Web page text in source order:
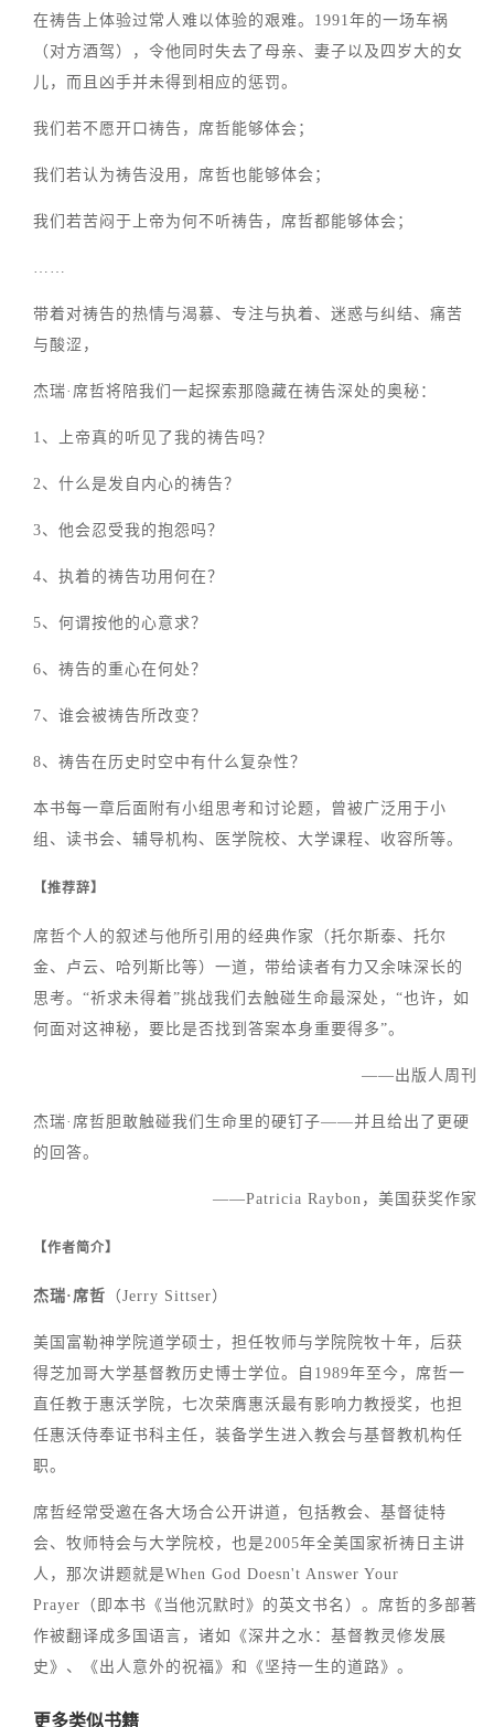
在祷告上体验过常人难以体验的艰难。1991年的一场车祸
（对方酒驾），令他同时失去了母亲、妻子以及四岁大的女
儿，而且凶手并未得到相应的惩罚。
我们若不愿开口祷告，席哲能够体会；
我们若认为祷告没用，席哲也能够体会；
我们若苦闷于上帝为何不听祷告，席哲都能够体会；
……
带着对祷告的热情与渴慕、专注与执着、迷惑与纠结、痛苦
与酸涩，
杰瑞·席哲将陪我们一起探索那隐藏在祷告深处的奥秘：
1、上帝真的听见了我的祷告吗？
2、什么是发自内心的祷告？
3、他会忍受我的抱怨吗？
4、执着的祷告功用何在？
5、何谓按他的心意求？
6、祷告的重心在何处？
7、谁会被祷告所改变？
8、祷告在历史时空中有什么复杂性？
本书每一章后面附有小组思考和讨论题，曾被广泛用于小
组、读书会、辅导机构、医学院校、大学课程、收容所等。
【推荐辞】
席哲个人的叙述与他所引用的经典作家（托尔斯泰、托尔
金、卢云、哈列斯比等）一道，带给读者有力又余味深长的
思考。“祈求未得着”挑战我们去触碰生命最深处，“也许，如
何面对这神秘，要比是否找到答案本身重要得多”。
——出版人周刊
杰瑞·席哲胆敢触碰我们生命里的硬钉子——并且给出了更硬
的回答。
――Patricia Raybon，美国获奖作家
【作者简介】
杰瑞·席哲 （Jerry Sittser）
美国富勒神学院道学硕士，担任牧师与学院院牧十年，后获
得芝加哥大学基督教历史博士学位。自1989年至今，席哲一
直任教于惠沃学院，七次荣膺惠沃最有影响力教授奖，也担
任惠沃侍奉证书科主任，装备学生进入教会与基督教机构任
职。
席哲经常受邀在各大场合公开讲道，包括教会、基督徒特
会、牧师特会与大学院校，也是2005年全美国家祈祷日主讲
人，那次讲题就是When God Doesn't Answer Your
Prayer（即本书《当他沉默时》的英文书名）。席哲的多部著
作被翻译成多国语言，诸如《深井之水：基督教灵修发展
史》、《出人意外的祝福》和《坚持一生的道路》。
更多类似书籍